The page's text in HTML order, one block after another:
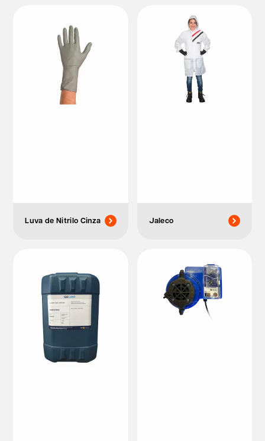
Luva de Nitrilo Cinza Jaleco